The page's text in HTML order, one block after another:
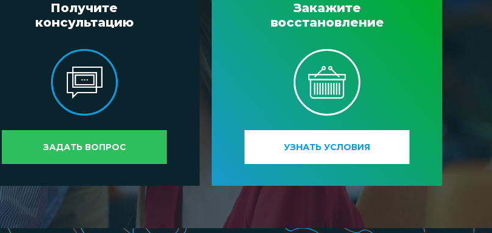
Получите
консультацию
ЗАДАТЬ ВОПРОС
Закажите
восстановление
УЗНАТЬ УСЛОВИЯ